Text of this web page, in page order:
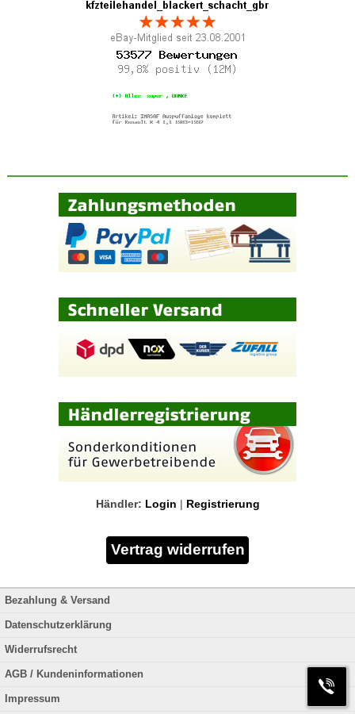
Händler: Login | Registrierung
Bezahlung & Versand
Datenschutzerklärung
Widerrufsrecht
AGB / Kundeninformationen
Impressum